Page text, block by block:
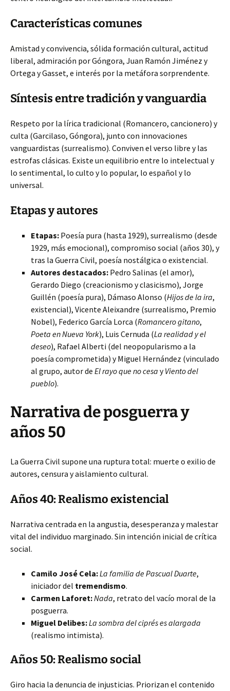
Características comunes
Amistad y convivencia, sólida formación cultural, actitud
liberal, admiración por Góngora, Juan Ramón Jiménez y
Ortega y Gasset, e interés por la metáfora sorprendente.
Síntesis entre tradición y vanguardia
Respeto por la lírica tradicional (Romancero, cancionero) y
culta (Garcilaso, Góngora), junto con innovaciones
vanguardistas (surrealismo). Conviven el verso libre y las
estrofas clásicas. Existe un equilibrio entre lo intelectual y
lo sentimental, lo culto y lo popular, lo español y lo
universal.
Etapas y autores
Etapas: Poesía pura (hasta 1929), surrealismo (desde
1929, más emocional), compromiso social (años 30), y
tras la Guerra Civil, poesía nostálgica o existencial.
Autores destacados: Pedro Salinas (el amor),
Gerardo Diego (creacionismo y clasicismo), Jorge
Guillén (poesía pura), Dámaso Alonso (Hijos de la ira,
existencial), Vicente Aleixandre (surrealismo, Premio
Nobel), Federico García Lorca (Romancero gitano,
Poeta en Nueva York), Luis Cernuda (La realidad y el
deseo), Rafael Alberti (del neopopularismo a la
poesía comprometida) y Miguel Hernández (vinculado
al grupo, autor de El rayo que no cesa yViento del
pueblo).
Narrativa de posguerra y
años 50
La Guerra Civil supone una ruptura total: muerte o exilio de
autores, censura y aislamiento cultural.
Años 40: Realismo existencial
Narrativa centrada en la angustia, desesperanza y malestar
vital del individuo marginado. Sin intención inicial de crítica
social.
Camilo José Cela:La familia de Pascual Duarte,
iniciador del tremendismo.
Carmen Laforet:Nada, retrato del vacío moral de la
posguerra.
Miguel Delibes:La sombra del ciprés es alargada
(realismo intimista).
Años 50: Realismo social
Giro hacia la denuncia de injusticias. Priorizan el contenido